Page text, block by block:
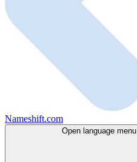
Nameshift.com
Open language menu